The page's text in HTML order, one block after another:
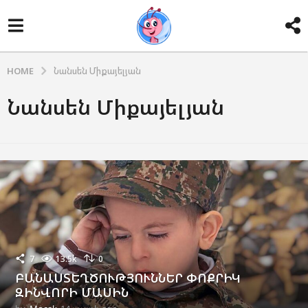
HOME Նանսեն Միքայելյան
Նանսեն Միքայելյան
7 13.5k 0
ԲԱՆԱՍՏԵՂԾՈՒԹՅՈՒՆՆԵՐ ՓՈՔՐԻԿ
ԶԻՆՎՈՐԻ ՄԱՍԻՆ